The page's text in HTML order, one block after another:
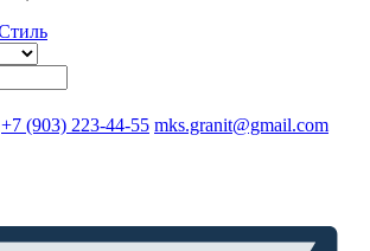
+7 (903) 223-44-55 mks.granit@gmail.com